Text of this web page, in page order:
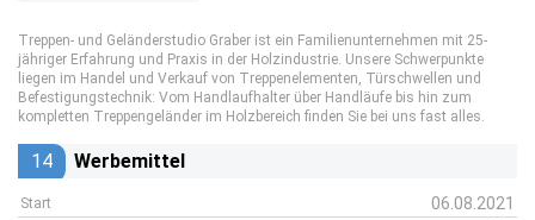
Treppen- und Geländerstudio Graber ist ein Familienunternehmen mit 25-
jähriger Erfahrung und Praxis in der Holzindustrie. Unsere Schwerpunkte
liegen im Handel und Verkauf von Treppenelementen, Türschwellen und
Befestigungstechnik: Vom Handlaufhalter über Handläufe bis hin zum
kompletten Treppengeländer im Holzbereich finden Sie bei uns fast alles.
14 Werbemittel
Start 06.08.2021